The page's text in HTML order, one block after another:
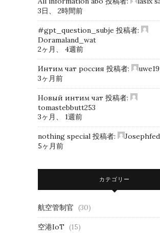
3日、 2時間前
#gpt_question_subje 投稿者:
Doramaland_wat
2ヶ月、 4週前
Интим чат россия 投稿者:
3ヶ月前
Новый интим чат 投稿者:
tomastebbutt253
3ヶ月、 1週前
nothing special 投稿者:
Josephfed
5ヶ月前
カテゴリー
航空管制官 (30)
空港IoT (15)